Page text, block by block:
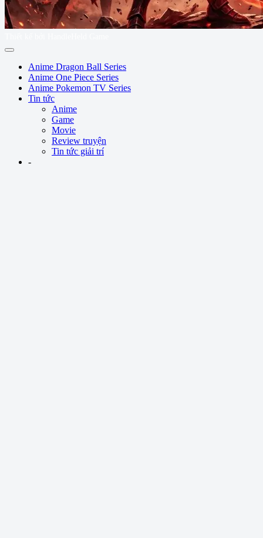
Anime Dragon Ball Series
Anime One Piece Series
Anime Pokemon TV Series
Tin tức
Anime
Game
Movie
Review truyện
Tin tức giải trí
-